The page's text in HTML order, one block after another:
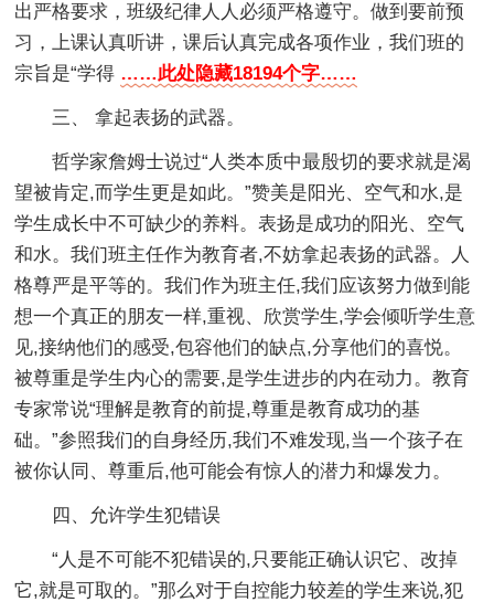
出严格要求，班级纪律人人必须严格遵守。做到要前预
习，上课认真听讲，课后认真完成各项作业，我们班的
宗旨是“学得 ……此处隐藏18194个字……
三、 拿起表扬的武器。
哲学家詹姆士说过“人类本质中最殷切的要求就是渴
望被肯定,而学生更是如此。”赞美是阳光、空气和水,是
学生成长中不可缺少的养料。表扬是成功的阳光、空气
和水。我们班主任作为教育者,不妨拿起表扬的武器。人
格尊严是平等的。我们作为班主任,我们应该努力做到能
想一个真正的朋友一样,重视、欣赏学生,学会倾听学生意
见,接纳他们的感受,包容他们的缺点,分享他们的喜悦。
被尊重是学生内心的需要,是学生进步的内在动力。教育
专家常说“理解是教育的前提,尊重是教育成功的基
础。”参照我们的自身经历,我们不难发现,当一个孩子在
被你认同、尊重后,他可能会有惊人的潜力和爆发力。
四、允许学生犯错误
“人是不可能不犯错误的,只要能正确认识它、改掉
它,就是可取的。”那么对于自控能力较差的学生来说,犯